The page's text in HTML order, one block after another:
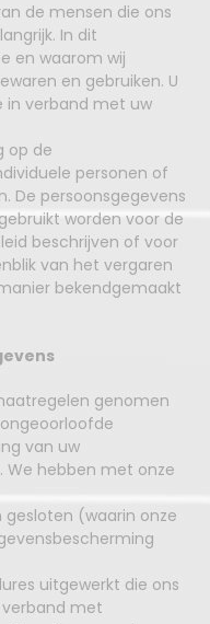
de mensen die ons
In dit
en waarom wij
en gebruiken. U
in verband met uw
op de
personen of
De persoonsgegevens
worden voor de
beschrijven of voor
van het vergaren
bekendgemaakt
genomen
van uw
We hebben met onze
(waarin onze
uitgewerkt die ons
met